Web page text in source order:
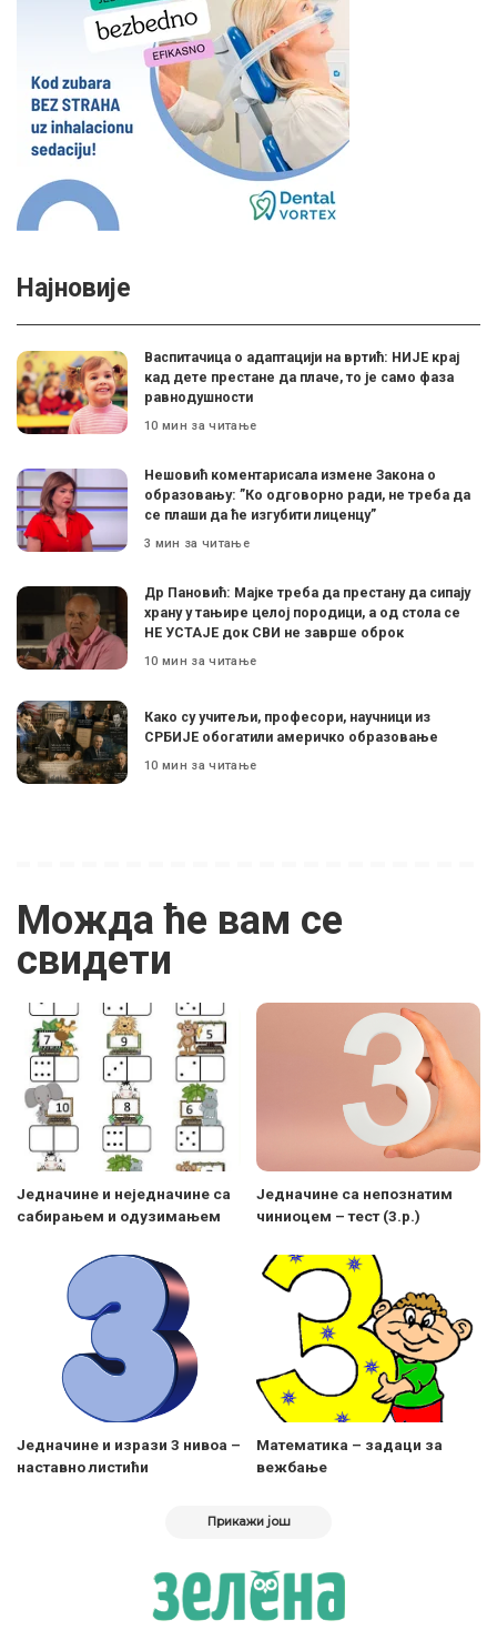
Најновије
Васпитачица о адаптацији на вртић: НИЈЕ крај
кад дете престане да плаче, то је само фаза
равнодушности
10 мин за читање
Нешовић коментарисала измене Закона о
образовању: ”Ко одговорно ради, не треба да
се плаши да ће изгубити лиценцу”
3 мин за читање
Др Пановић: Мајке треба да престану да сипају
храну у тањире целој породици, а од стола се
НЕ УСТАЈЕ док СВИ не заврше оброк
10 мин за читање
Како су учитељи, професори, научници из
СРБИЈЕ обогатили америчко образовање
10 мин за читање
Можда ће вам се
свидети
Једначине и неједначине са
сабирањем и одузимањем
Једначине са непознатим
чиниоцем – тест (3.р.)
Jедначине и изрази 3 нивоа –
наставно листићи
Математика – задаци за
вежбање
Прикажи још